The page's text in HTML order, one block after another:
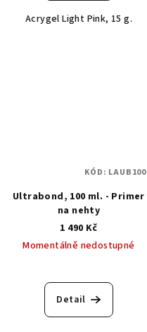
Acrygel Light Pink, 15 g.
Ultrabond, 100 ml. - Primer
na nehty
1 490 Kč
Momentálně nedostupné
Detail
KÓD: LAUB100